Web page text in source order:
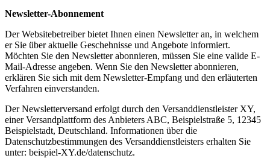
Newsletter-Abonnement
Der Websitebetreiber bietet Ihnen einen Newsletter an, in welchem
er Sie über aktuelle Geschehnisse und Angebote informiert.
Möchten Sie den Newsletter abonnieren, müssen Sie eine valide E-
Mail-Adresse angeben. Wenn Sie den Newsletter abonnieren,
erklären Sie sich mit dem Newsletter-Empfang und den erläuterten
Verfahren einverstanden.
Der Newsletterversand erfolgt durch den Versanddienstleister XY,
einer Versandplattform des Anbieters ABC, Beispielstraße 5, 12345
Beispielstadt, Deutschland. Informationen über die
Datenschutzbestimmungen des Versanddienstleisters erhalten Sie
unter: beispiel-XY.de/datenschutz.